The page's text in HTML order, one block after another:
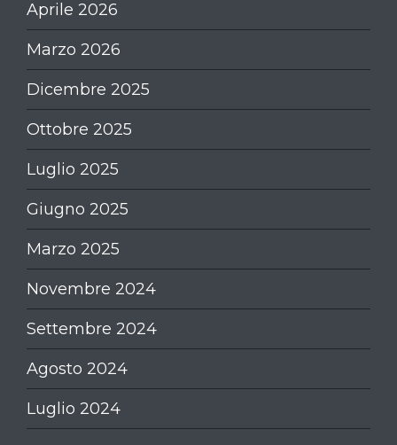
Aprile 2026
Marzo 2026
Dicembre 2025
Ottobre 2025
Luglio 2025
Giugno 2025
Marzo 2025
Novembre 2024
Settembre 2024
Agosto 2024
Luglio 2024